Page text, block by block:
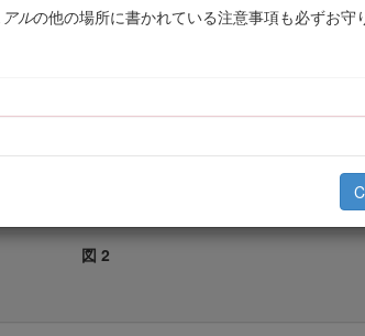
ルの他の場所に書かれている注意事項も必ずお守
図 1
使用しております。これらは死亡事故を含む重大
図 2